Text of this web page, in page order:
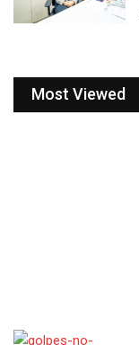
Most Viewed